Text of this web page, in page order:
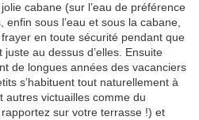
cabane (sur l’eau de préférence
enfin sous l’eau et sous la cabane,
en toute sécurité pendant que
au dessus d’elles. Ensuite
de longues années des vacanciers
s’habituent tout naturellement à
autres victuailles comme du
sur votre terrasse !) et